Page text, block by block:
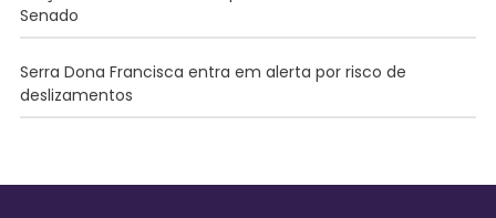
Senado
Serra Dona Francisca entra em alerta por risco de
deslizamentos